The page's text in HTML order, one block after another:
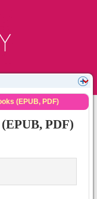
(EPUB, PDF)
PDF)